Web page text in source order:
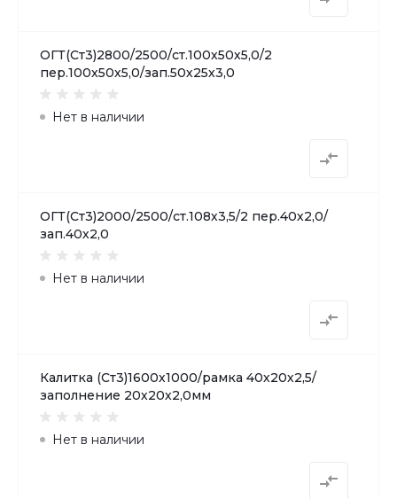
ОГТ(Ст3)2800/2500/ст.100х50х5,0/2
пер.100х50х5,0/зап.50х25х3,0
Нет в наличии
ОГТ(Ст3)2000/2500/ст.108х3,5/2 пер.40х2,0/
зап.40х2,0
Нет в наличии
Калитка (Ст3)1600х1000/рамка 40х20х2,5/
заполнение 20х20х2,0мм
Нет в наличии